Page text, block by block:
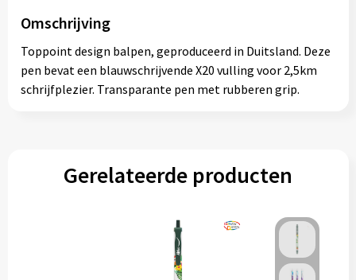
Omschrijving
Toppoint design balpen, geproduceerd in Duitsland. Deze
pen bevat een blauwschrijvende X20 vulling voor 2,5km
schrijfplezier. Transparante pen met rubberen grip.
Gerelateerde producten